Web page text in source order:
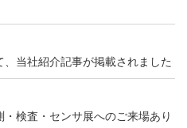
、当社紹介記事が掲載されました
検査・センサ展へのご来場あり